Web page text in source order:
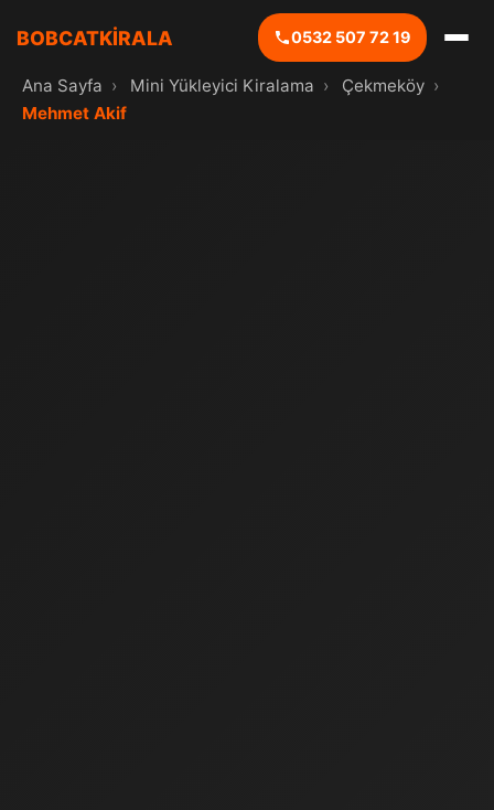
BOBCATKİRALA 0532 507 72 19
Ana Sayfa › Mini Yükleyici Kiralama › Çekmeköy ›
Mehmet Akif